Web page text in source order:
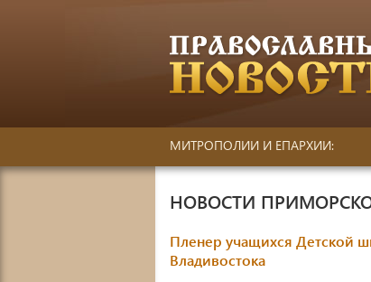
МИТРОПОЛИИ И ЕПАРХИИ:
НОВОСТИ
Пленер учащихся Детской
Владивостока